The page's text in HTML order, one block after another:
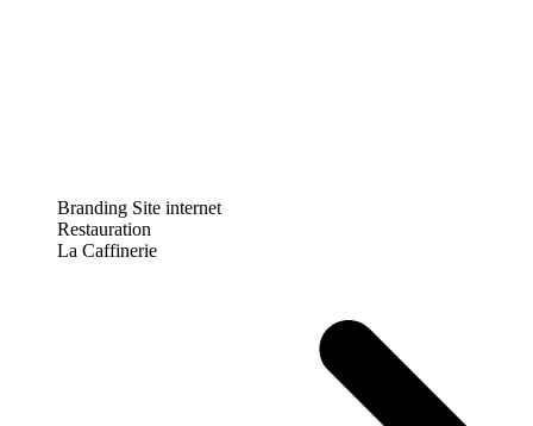
Branding Site internet
Restauration
La Caffinerie